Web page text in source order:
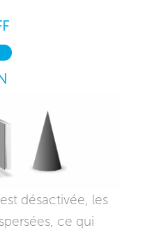
désactivée, les
ce qui